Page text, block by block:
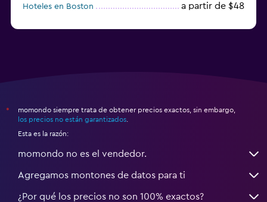
Hoteles en Boston a partir de $48
*
momondo siempre trata de obtener precios exactos, sin embargo,
los precios no están garantizados
Esta es la razón:
momondo no es el vendedor.
Agregamos montones de datos para ti
¿Por qué los precios no son 100% exactos?